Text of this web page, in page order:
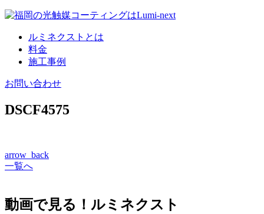
コ
ルミネクストとは
料金
施工事例
お問い合わせ
DSCF4575
arrow_back
一覧へ
動画で見る！ルミネクスト